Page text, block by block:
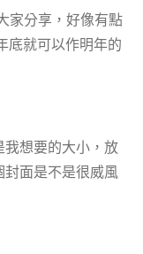
家分享，好像有點
底就可以作明年的
我想要的大小，放
封面是不是很威風